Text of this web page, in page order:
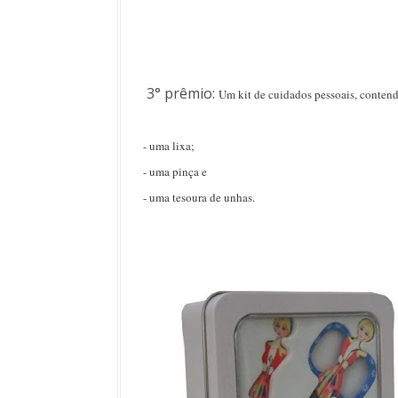
3° prêmio: Um kit de cuidados pessoais,
- uma lixa;
- uma pinça e
- uma tesoura de unhas.